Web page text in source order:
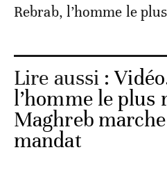
Rebrab, l’homme le
Lire aussi :
l’homme le plus
Maghreb
mandat